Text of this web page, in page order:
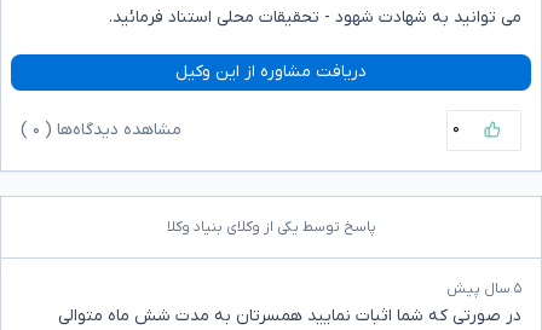
می توانید به شهادت شهود - تحقیقات محلی استناد فرمائید.
دریافت مشاوره از این وکیل
۰ مشاهده دیدگاه‌ها ( ۰
پاسخ توسط یکی از وکلای بنیاد وکلا
۵ سال پیش
در صورتی که شما اثبات نمایید همسرتان به مدت شش ماه متوالی